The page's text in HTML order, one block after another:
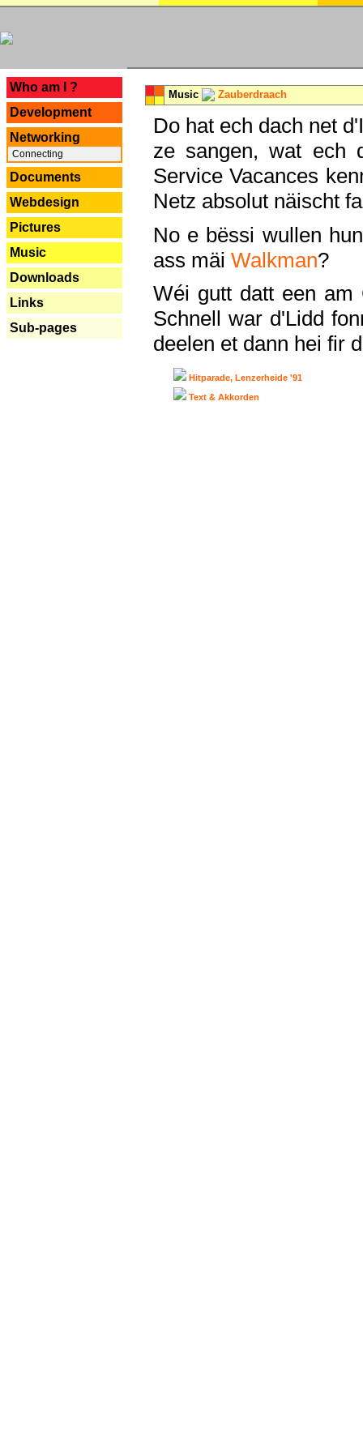
Who am I ?
Development
Networking
Connecting
Documents
Webdesign
Pictures
Music
Downloads
Links
Sub-pages
Music Zauberdraach
Do hat ech dach net
ze sangen, wat ech
Service Vacances
Netz absolut näischt
No e bëssi wullen
ass mäi Walkman?
Wéi gutt datt een am
Schnell war d'Lidd
deelen et dann hei fir
Hitparade, Lenzerheide '91
Text & Akkorden